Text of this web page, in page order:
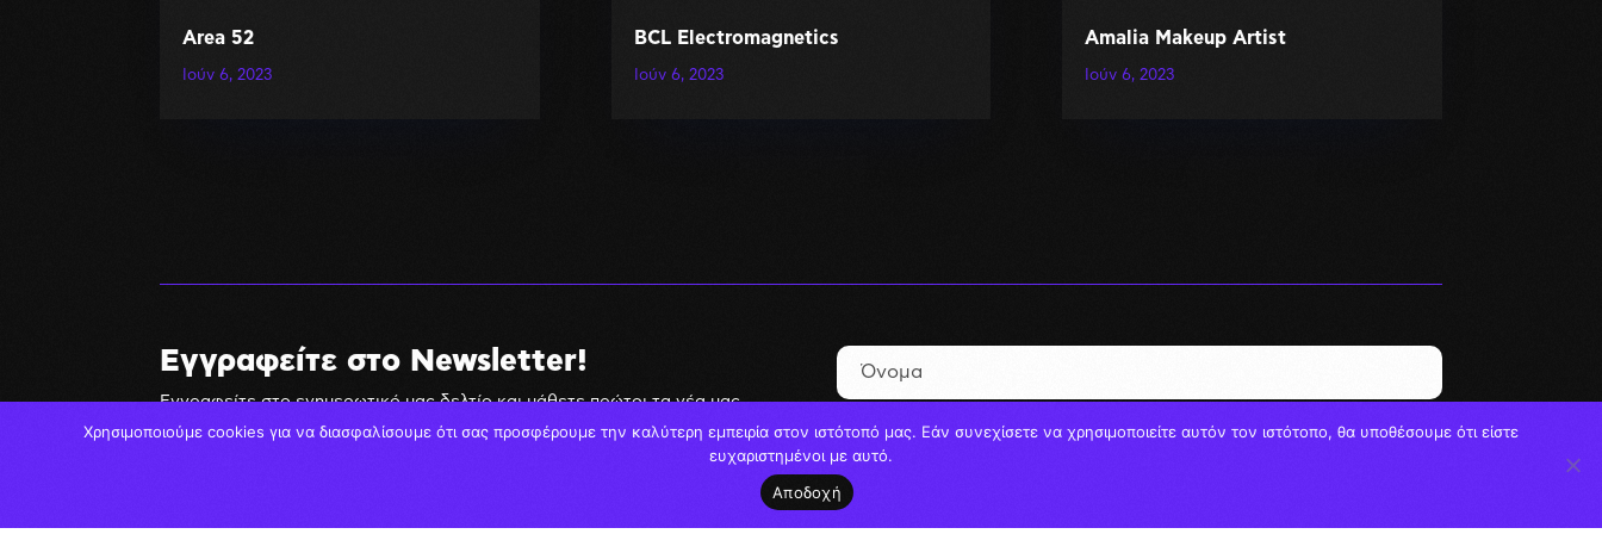
Area 52
Ιούν 6, 2023
BCL Electromagnetics
Ιούν 6, 2023
Amalia Makeup Artist
Ιούν 6, 2023
Εγγραφείτε στο Newsletter!
Εγγραφείτε στο ενημερωτικό μας δελτίο και μάθετε πρώτοι τα νέα μας.
Επίσης θα λαμβάνετε αποκλειστικές προσφορές και εκπτώσεις.
Χρησιμοποιούμε cookies για να διασφαλίσουμε ότι σας προσφέρουμε την καλύτερη εμπειρία στον ιστότοπό μας. Εάν συνεχίσετε να χρησιμοποιείτε αυτόν τον ιστότοπο, θα υποθέσουμε ότι είστε
ευχαριστημένοι με αυτό.
Αποδοχή